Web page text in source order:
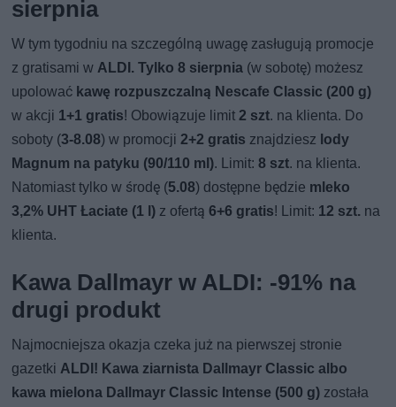
sierpnia
W tym tygodniu na szczególną uwagę zasługują promocje
z gratisami wALDI. Tylko 8 sierpnia (w sobotę) możesz
upolować kawę rozpuszczalną Nescafe Classic (200 g)
w akcji 1+1 gratis! Obowiązuje limit2 szt. na klienta. Do
soboty (3-8.08) w promocji2+2 gratis znajdziesz lody
Magnum na patyku (90/110 ml). Limit:8 szt. na klienta.
Natomiast tylko w środę (5.08) dostępne będzie mleko
3,2% UHT Łaciate (1 l) z ofertą6+6 gratis! Limit: 12 szt. na
klienta.
Kawa Dallmayr w ALDI: -91% na
drugi produkt
Najmocniejsza okazja czeka już na pierwszej stronie
gazetkiALDI! Kawa ziarnista Dallmayr Classic albo
kawa mielona Dallmayr Classic Intense (500 g) została